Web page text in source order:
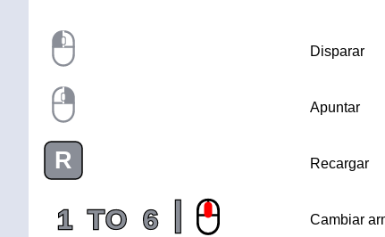
Disparar
Apuntar
R Recargar
1 TO 6 | Cambiar